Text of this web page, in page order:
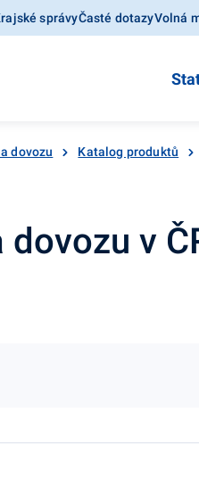
správyČasté dotazyVolná
dovozu Katalog produktů
v